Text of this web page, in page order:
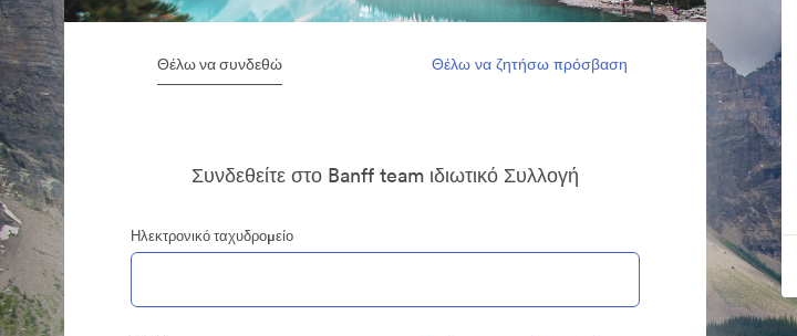
Θέλω να συνδεθώ Θέλω να ζητήσω πρόσβαση
Συνδεθείτε στο Banff team ιδιωτικό Συλλογή
Ηλεκτρονικό ταχυδρομείο